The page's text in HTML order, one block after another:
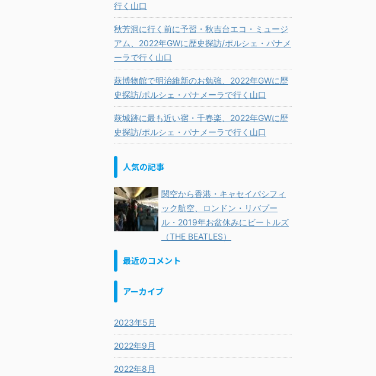
行く山口
秋芳洞に行く前に予習・秋吉台エコ・ミュージ
アム、2022年GWに歴史探訪/ポルシェ・パナメ
ーラで行く山口
萩博物館で明治維新のお勉強、2022年GWに歴
史探訪/ポルシェ・パナメーラで行く山口
萩城跡に最も近い宿・千春楽、2022年GWに歴
史探訪/ポルシェ・パナメーラで行く山口
人気の記事
関空から香港・キャセイパシフィ
ック航空、ロンドン・リバプー
ル・2019年お盆休みにビートルズ
（THE BEATLES）
最近のコメント
アーカイブ
2023年5月
2022年9月
2022年8月